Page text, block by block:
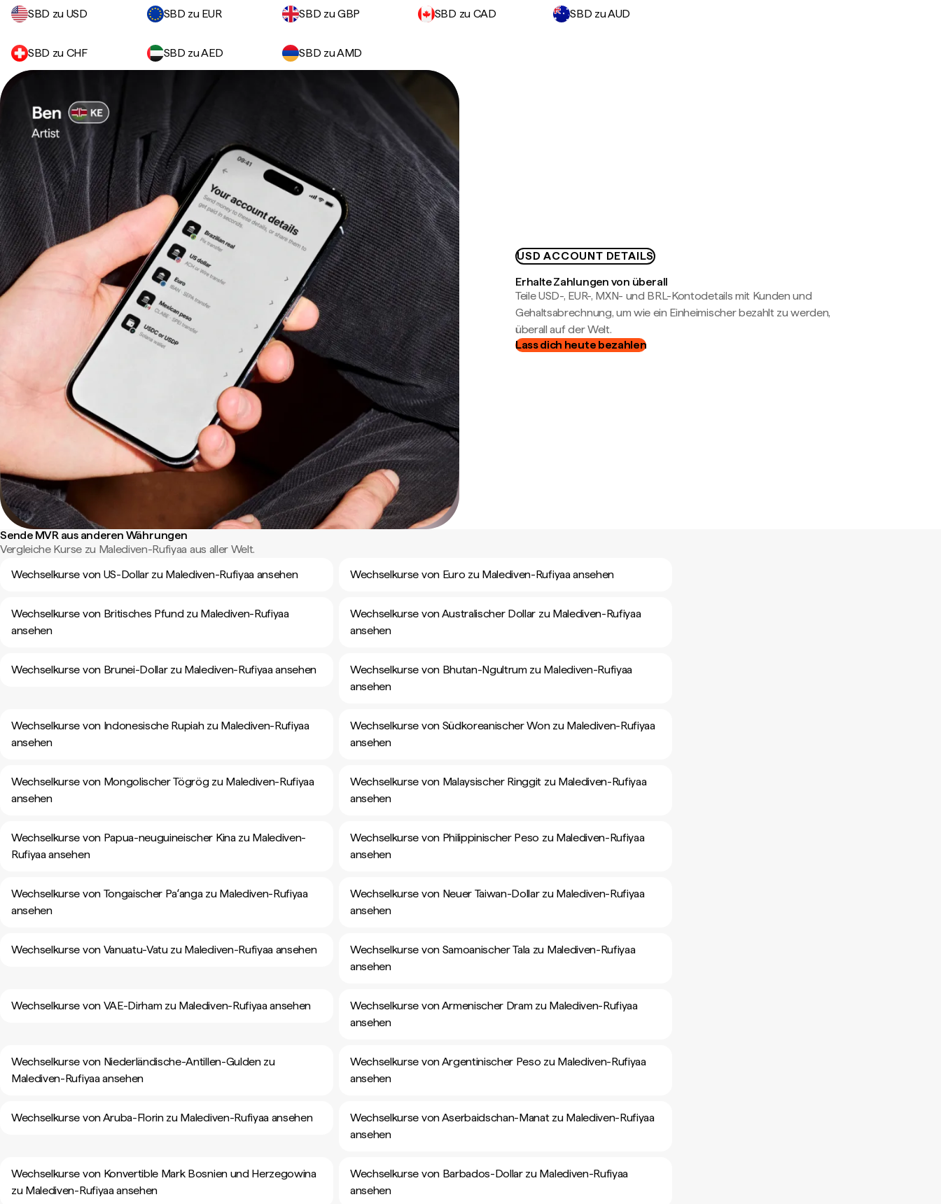
SBD zu USD
SBD zu EUR SBD zu GBP SBD zu CAD SBD zu AUD
SBD zu CHF SBD zu AED SBD zu AMD
USD ACCOUNT DETAILS
Erhalte Zahlungen von überall
Teile USD-, EUR-, MXN- und BRL-Kontodetails mit Kunden und
Gehaltsabrechnung, um wie ein Einheimischer bezahlt zu werden,
überall auf der Welt.
Lass dich heute bezahlen
Sende MVR aus anderen Währungen
Vergleiche Kurse zu Malediven-Rufiyaa aus aller Welt.
Wechselkurse von US-Dollar zu Malediven-Rufiyaa ansehen
Wechselkurse von Euro zu Malediven-Rufiyaa ansehen
Wechselkurse von Britisches Pfund zu Malediven-Rufiyaa
ansehen
Wechselkurse von Australischer Dollar zu Malediven-Rufiyaa
ansehen
Wechselkurse von Brunei-Dollar zu Malediven-Rufiyaa ansehen
Wechselkurse von Bhutan-Ngultrum zu Malediven-Rufiyaa
ansehen
Wechselkurse von Indonesische Rupiah zu Malediven-Rufiyaa
ansehen
Wechselkurse von Südkoreanischer Won zu Malediven-Rufiyaa
ansehen
Wechselkurse von Mongolischer Tögrög zu Malediven-Rufiyaa
ansehen
Wechselkurse von Malaysischer Ringgit zu Malediven-Rufiyaa
ansehen
Wechselkurse von Papua-neuguineischer Kina zu Malediven-
Rufiyaa ansehen
Wechselkurse von Philippinischer Peso zu Malediven-Rufiyaa
ansehen
Wechselkurse von Tongaischer Paʻanga zu Malediven-Rufiyaa
ansehen
Wechselkurse von Neuer Taiwan-Dollar zu Malediven-Rufiyaa
ansehen
Wechselkurse von Vanuatu-Vatu zu Malediven-Rufiyaa ansehen
Wechselkurse von Samoanischer Tala zu Malediven-Rufiyaa
ansehen
Wechselkurse von VAE-Dirham zu Malediven-Rufiyaa ansehen
Wechselkurse von Armenischer Dram zu Malediven-Rufiyaa
ansehen
Wechselkurse von Niederländische-Antillen-Gulden zu
Malediven-Rufiyaa ansehen
Wechselkurse von Argentinischer Peso zu Malediven-Rufiyaa
ansehen
Wechselkurse von Aruba-Florin zu Malediven-Rufiyaa ansehen
Wechselkurse von Aserbaidschan-Manat zu Malediven-Rufiyaa
ansehen
Wechselkurse von Konvertible Mark Bosnien und Herzegowina
zu Malediven-Rufiyaa ansehen
Wechselkurse von Barbados-Dollar zu Malediven-Rufiyaa
ansehen